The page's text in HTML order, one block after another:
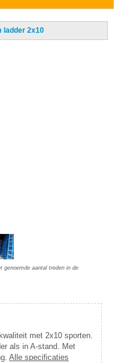
ladder 2x10
genoemde aantal treden in de
met 2x10 sporten.
als in A-stand. Met
Alle specificaties